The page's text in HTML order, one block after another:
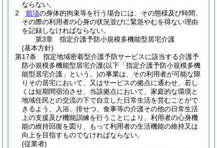
ならない。
2
前項の身体的拘束等を行う場合には、その態様及び時間、
その際の利用者の心身の状況並びに緊急やむを得ない理由
を記録しなければならない。
第3章
指定介護予防小規模多機能型居宅介護
(基本方針)
第17条
指定地域密着型介護予防サービスに該当する介護予
防小規模多機能型居宅介護(以下「指定介護予防小規模多機
能型居宅介護」という。)の事業は、その利用者が可能な限
りその居宅において、又はサービスの拠点に通わせ、若し
くは短期間宿泊させ、当該拠点において、家庭的な環境と
地域住民との交流の下で自立した日常生活を営むことがで
きるよう、入浴、排せつ、食事等の介護その他の日常生活
上の支援及び機能訓練を行うことにより、利用者の心身機
能の維持回復を図り、もって利用者の生活機能の維持又は
向上を目指すものでなければならない。
(従業者)